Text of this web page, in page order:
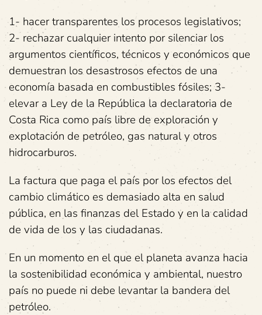
1- hacer transparentes los procesos legislativos;
2- rechazar cualquier intento por silenciar los
argumentos científicos, técnicos y económicos que
demuestran los desastrosos efectos de una
economía basada en combustibles fósiles; 3-
elevar a Ley de la República la declaratoria de
Costa Rica como país libre de exploración y
explotación de petróleo, gas natural y otros
hidrocarburos.
La factura que paga el país por los efectos del
cambio climático es demasiado alta en salud
pública, en las finanzas del Estado y en la calidad
de vida de los y las ciudadanas.
En un momento en el que el planeta avanza hacia
la sostenibilidad económica y ambiental, nuestro
país no puede ni debe levantar la bandera del
petróleo.